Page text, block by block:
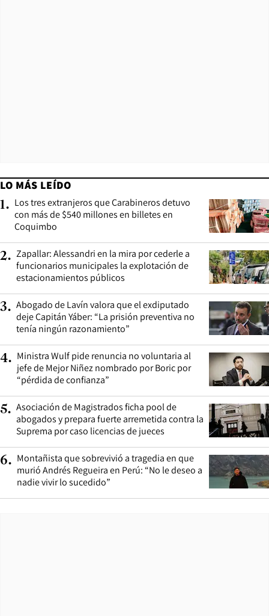
LO MÁS LEÍDO
1. Los tres extranjeros que Carabineros detuvo
con más de $540 millones en billetes en
Coquimbo
2. Zapallar: Alessandri en la mira por cederle a
funcionarios municipales la explotación de
estacionamientos públicos
3. Abogado de Lavín valora que el exdiputado
deje Capitán Yáber: “La prisión preventiva no
tenía ningún razonamiento”
4. Ministra Wulf pide renuncia no voluntaria al
jefe de Mejor Niñez nombrado por Boric por
“pérdida de confianza”
5. Asociación de Magistrados ficha pool de
abogados y prepara fuerte arremetida contra la
Suprema por caso licencias de jueces
6. Montañista que sobrevivió a tragedia en que
murió Andrés Regueira en Perú: “No le deseo a
nadie vivir lo sucedido”